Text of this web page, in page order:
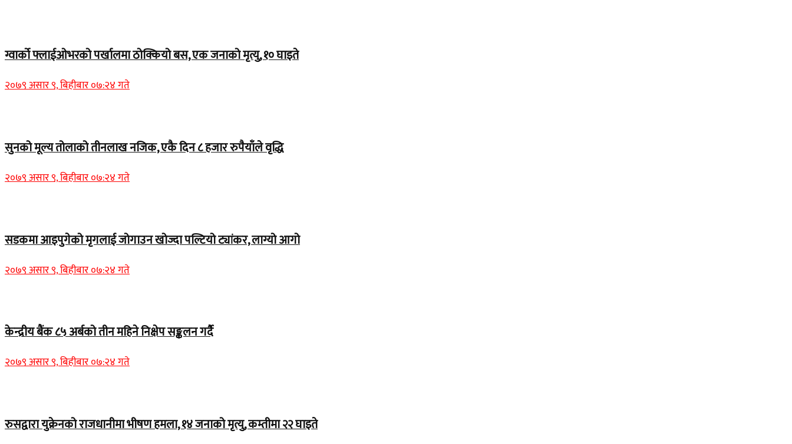
ग्वार्को फ्लाईओभरको पर्खालमा ठोक्कियो बस, एक जनाको मृत्यु, १० घाइते
२०७९ असार ९, बिहीबार ०७:२४ गते
सुनको मूल्य तोलाको तीनलाख नजिक, एकै दिन ८ हजार रुपैयाँले वृद्धि
२०७९ असार ९, बिहीबार ०७:२४ गते
सडकमा आइपुगेको मृगलाई जोगाउन खोज्दा पल्टियो ट्यांकर, लाग्यो आगो
२०७९ असार ९, बिहीबार ०७:२४ गते
केन्द्रीय बैंक ८५ अर्बको तीन महिने निक्षेप सङ्कलन गर्दै
२०७९ असार ९, बिहीबार ०७:२४ गते
रुसद्वारा युक्रेनको राजधानीमा भीषण हमला, १४ जनाको मृत्यु, कम्तीमा २२ घाइते